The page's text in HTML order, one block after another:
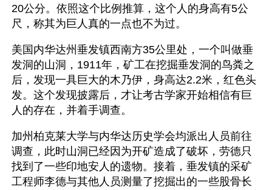
20公分。依照这个比例推算，这个人的身高有5公
尺，称其为巨人真的一点也不为过。
美国内华达州垂发镇西南方35公里处，一个叫做垂
发洞的山洞，1911年，矿工在挖掘垂发洞的鸟粪之
后，发现一具巨大的木乃伊，身高达2.2米，红色头
发。这个发现披露后，才让考古学家开始相信有巨
人的存在，并着手调查。
加州柏克莱大学与内华达历史学会均派出人员前往
调查，此时山洞已经因为开矿造成了破坏，劳德只
找到了一些印地安人的遗物。接着，垂发镇的采矿
工程师李德与其他人员测量了挖掘出的一些股骨长